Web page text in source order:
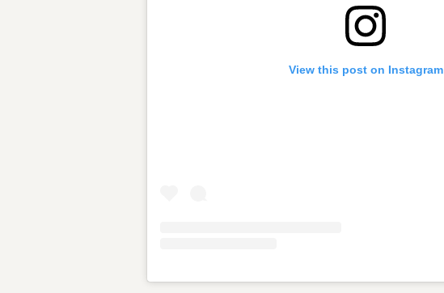
View this post on Instagram